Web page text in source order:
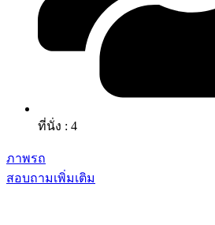
ที่นั่ง : 4
ภาพรถ
สอบถามเพิ่มเติม